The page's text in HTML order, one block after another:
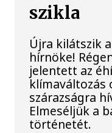
szikla
Újra kilátszik
hírnöke!
jelentett az
klímaváltozás
szárazságra
Elmeséljük a
történetét.